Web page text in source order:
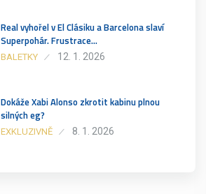
Real vyhořel v El Clásiku a Barcelona slaví
Superpohár. Frustrace…
BALETKY 12. 1. 2026
Dokáže Xabi Alonso zkrotit kabinu plnou
silných eg?
EXKLUZIVNĚ 8. 1. 2026